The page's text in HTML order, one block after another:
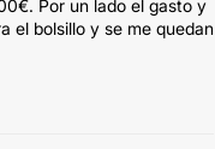
Por un lado el gasto y
el bolsillo y se me quedan